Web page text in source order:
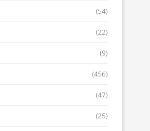
(54)
(22)
(9)
(456)
(47)
(25)